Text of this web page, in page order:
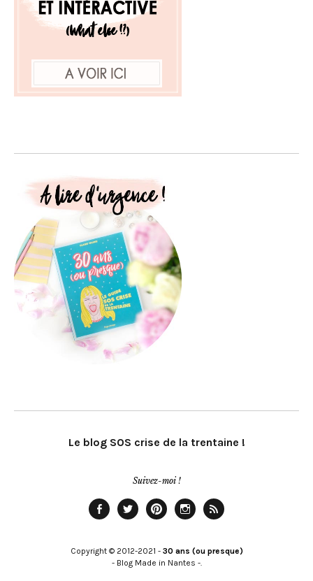
Le blog SOS crise de la trentaine !
Suivez-moi !
Copyright © 2012-2021 - 30 ans (ou presque)
- Blog Made in Nantes -